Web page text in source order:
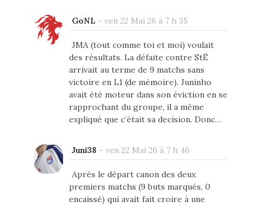
GoNL - ven 22 Mai 26 à 7 h 35
JMA (tout comme toi et moi) voulait
des résultats. La défaite contre StÉ
arrivait au terme de 9 matchs sans
victoire en L1 (de mémoire). Juninho
avait été moteur dans son éviction en se
rapprochant du groupe, il a même
expliqué que c’était sa decision. Donc…
Juni38 - ven 22 Mai 26 à 7 h 46
Après le départ canon des deux
premiers matchs (9 buts marqués, 0
encaissé) qui avait fait croire à une